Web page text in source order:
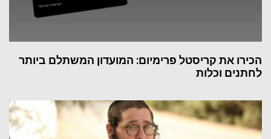
הכירו את קריסטל פרימיום: המועדון המשתלם ביותר
לחתנים וכלות